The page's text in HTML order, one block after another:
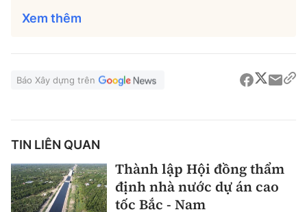
Xem thêm
Báo Xây dựng trên
TIN LIÊN QUAN
Thành lập Hội đồng thẩm
định nhà nước dự án cao
tốc Bắc - Nam